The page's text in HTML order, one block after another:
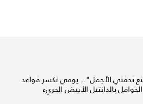
تحفتي الأجمل".. يومي تكسر قواعد
الحوامل بالدانتيل الأبيض الجريء